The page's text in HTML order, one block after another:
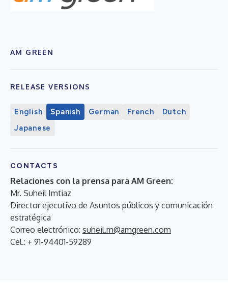
AM GREEN
RELEASE VERSIONS
English Spanish German French
Dutch
Japanese
CONTACTS
Relaciones con la prensa para AM Green:
Mr. Suheil Imtiaz
Director ejecutivo de Asuntos públicos y comunicación
estratégica
Correo electrónico: suheil.m@amgreen.com
Cel.: + 91-94401-59289